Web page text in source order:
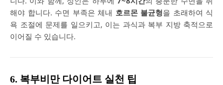
해야 합니다. 수면 부족은 체내 호르몬 불균형을 초래하여 식
욕 조절에 문제를 일으키고, 이는 과식과 복부 지방 축적으로
이어질 수 있습니다.
6. 복부비만 다이어트 실천 팁